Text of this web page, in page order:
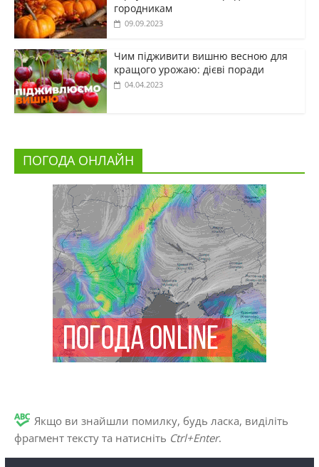
городникам
09.09.2023
Чим підживити вишню весною для
кращого урожаю: дієві поради
04.04.2023
ПОГОДА ОНЛАЙН
Якщо ви знайшли помилку, будь ласка, виділіть
фрагмент тексту та натисніть Ctrl+Enter.